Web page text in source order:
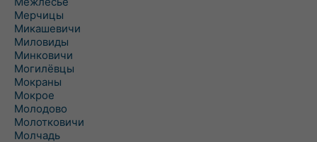
Мерчицы
Микашевичи
Миловиды
Минковичи
Могилёвцы
Мокраны
Мокрое
Молодово
Молотковичи
Молчадь